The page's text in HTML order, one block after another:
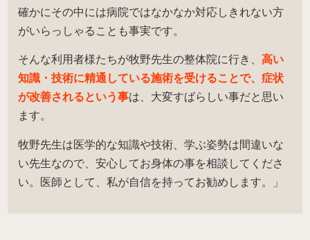
確かにその中には病院ではなかなか対応しきれない方
がいらっしゃることも事実です。
そんな利用者様たちが牧野先生の整体院に行き、 高い
知識・技術に精通している施術を受けることで、症状
が改善されるという事は、大変すばらしい事だと思い
ます。
牧野先生は医学的な知識や技術、学ぶ姿勢は間違いな
い先生なので、安心してお身体の事を相談してくださ
い。医師として、私が自信を持ってお勧めします。」